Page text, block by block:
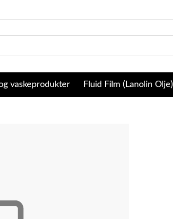
vaskeprodukter Fluid Film (Lanolin Olje)